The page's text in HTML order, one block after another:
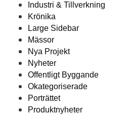
Industri & Tillverkning
Krönika
Large Sidebar
Mässor
Nya Projekt
Nyheter
Offentligt Byggande
Okategoriserade
Porträttet
Produktnyheter